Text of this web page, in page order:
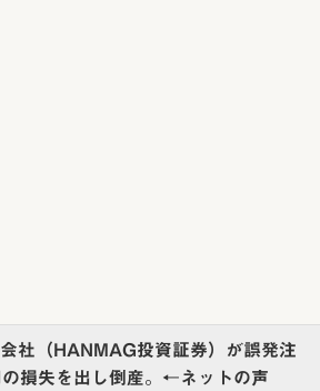
社（HANMAG投資証券）が誤発注
の損失を出し倒産。←ネットの声